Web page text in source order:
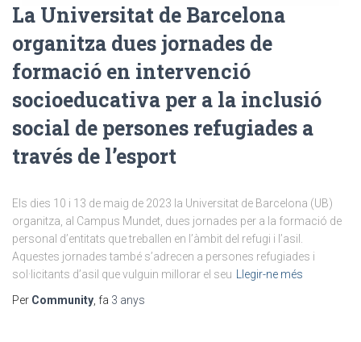
La Universitat de Barcelona
organitza dues jornades de
formació en intervenció
socioeducativa per a la inclusió
social de persones refugiades a
través de l’esport
Els dies 10 i 13 de maig de 2023 la Universitat de Barcelona (UB)
organitza, al Campus Mundet, dues jornades per a la formació de
personal d’entitats que treballen en l’àmbit del refugi i l’asil.
Aquestes jornades també s’adrecen a persones refugiades i
sol·licitants d’asil que vulguin millorar el seu
Llegir-ne més
Per Community , fa 3 anys